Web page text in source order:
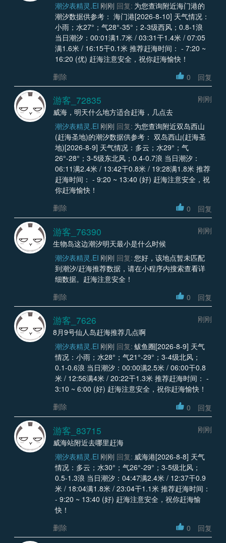
潮汐表精灵.EI 刚刚 回复: 为您查询附近海门港的
潮汐数据供参考： 海门港[2026-8-10] 天气情况：
小雨；水27°；气28°-35°；2-3级西风；0.8-1浪
当日潮汐：00:01满1.7米 / 03:31干1.4米 / 07:05
满1.6米 / 16:15干0.1米 推荐赶海时间： - 7:20 ~
16:20 (优) 赶海注意安全，祝你赶海愉快！
删除
0 回复
游客_72835
刚刚
威海，明天什么地方适合赶海，几点去
潮汐表精灵.EI 刚刚 回复: 为您查询附近双岛西山
(赶海圣地)的潮汐数据供参考： 双岛西山(赶海圣
地)[2026-8-9] 天气情况：多云；水29°；气
26°-28°；3-5级东北风；0.4-0.7浪 当日潮汐：
06:11满2.4米 / 13:42干0.8米 / 19:28满1.8米 推荐
赶海时间： - 9:20 ~ 13:40 (好) 赶海注意安全，祝
你赶海愉快！
删除
0 回复
游客_76390
刚刚
生物岛这边潮汐明天最小是什么时候
潮汐表精灵.EI 刚刚 回复: 您好，该地点暂未匹配
到潮汐/赶海推荐数据，请在小程序内搜索查看详
细数据。赶海注意安全！
删除
0 回复
游客_7626
刚刚
8月9号仙人岛赶海推荐几点啊
潮汐表精灵.EI 刚刚 回复: 鲅鱼圈[2026-8-9] 天气
情况：小雨；水28°；气21°-29°；3-4级北风；
0.1-0.6浪 当日潮汐：00:00满2.5米 / 06:00干0.8
米 / 12:56满4米 / 20:22干1.3米 推荐赶海时间： -
3:10 ~ 6:00 (好) 赶海注意安全，祝你赶海愉快！
删除
0 回复
游客_83715
刚刚
威海站附近去哪里赶海
潮汐表精灵.EI 刚刚 回复: 威海港[2026-8-8] 天气
情况：多云；水30°；气26°-29°；3-5级北风；
0.5-1.3浪 当日潮汐：04:47满2.4米 / 12:37干0.9
米 / 18:04满1.8米 / 23:04干1.1米 推荐赶海时间：
- 9:20 ~ 13:40 (好) 赶海注意安全，祝你赶海愉
快！
删除
0 回复